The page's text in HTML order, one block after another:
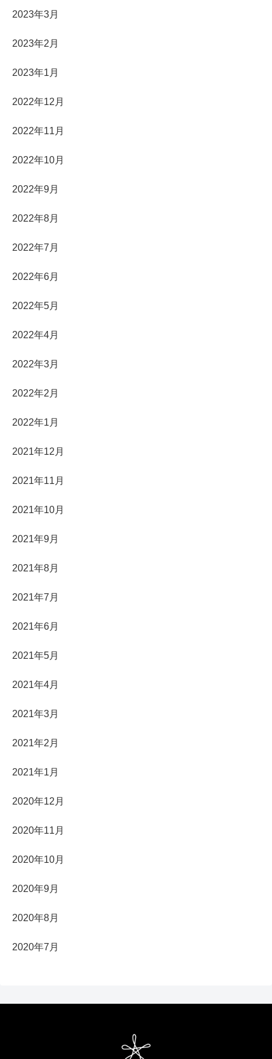
2023年3月
2023年2月
2023年1月
2022年12月
2022年11月
2022年10月
2022年9月
2022年8月
2022年7月
2022年6月
2022年5月
2022年4月
2022年3月
2022年2月
2022年1月
2021年12月
2021年11月
2021年10月
2021年9月
2021年8月
2021年7月
2021年6月
2021年5月
2021年4月
2021年3月
2021年2月
2021年1月
2020年12月
2020年11月
2020年10月
2020年9月
2020年8月
2020年7月